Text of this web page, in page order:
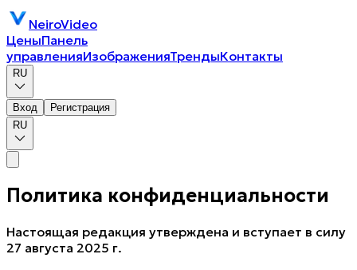
NeiroVideo
ЦеныПанель
управленияИзображенияТрендыКонтакты
RU
Вход
Регистрация
RU
Политика конфиденциальности
Настоящая редакция утверждена и вступает в силу
27 августа 2025 г.